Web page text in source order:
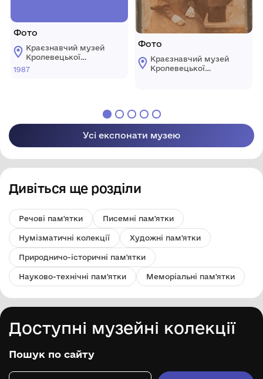
Фото
Краєзнавчий музей
Кролевецької
міської ради
1987
Фото
Краєзнавчий музей
Кролевецької
Усі експонати музею
Дивіться ще розділи
Речові пам'ятки Писемні пам'ятки
Нумізматичні колекції Художні пам'ятки
Природничо-історичні пам'ятки
Науково-технічні пам'ятки Меморіальні пам'ятки
Доступні музейні колекції
Пошук по сайту